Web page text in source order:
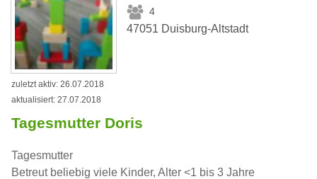
4
47051 Duisburg-Altstadt
zuletzt aktiv: 26.07.2018
aktualisiert: 27.07.2018
Tagesmutter Doris
Tagesmutter
Betreut beliebig viele Kinder, Alter <1 bis 3 Jahre